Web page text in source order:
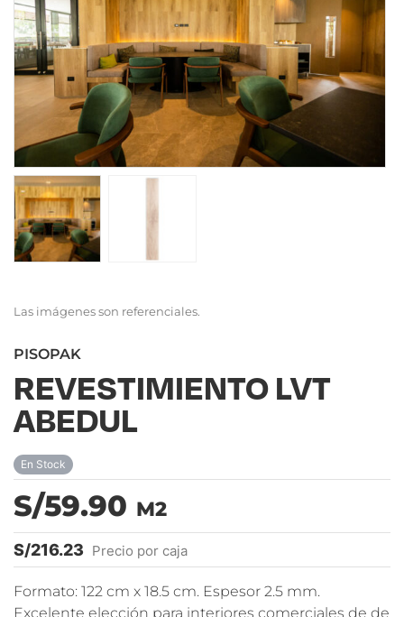
Las imágenes son referenciales.
PISOPAK
REVESTIMIENTO LVT
ABEDUL
En Stock
S/59.90 M2
S/216.23 Precio por caja
Formato: 122 cm x 18.5 cm. Espesor 2.5 mm.
Excelente elección para interiores comerciales de de